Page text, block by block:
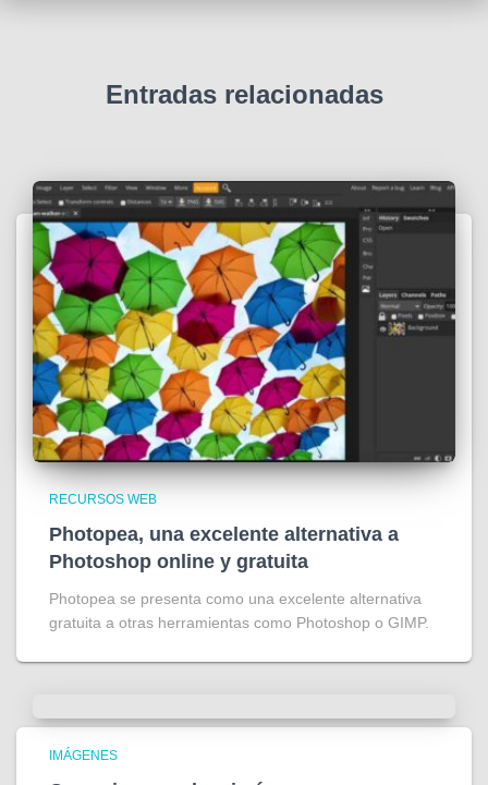
Entradas relacionadas
RECURSOS WEB
Photopea, una excelente alternativa a
Photoshop online y gratuita
Photopea se presenta como una excelente alternativa
gratuita a otras herramientas como Photoshop o GIMP.
IMÁGENES